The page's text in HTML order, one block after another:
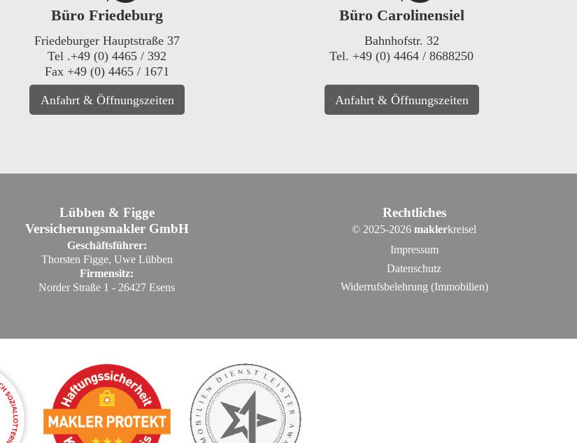
Büro Friedeburg
Friedeburger Hauptstraße 37
Tel .+49 (0) 4465 / 392
Fax +49 (0) 4465 / 1671
Anfahrt & Öffnungszeiten
Büro Carolinensiel
Bahnhofstr. 32
Tel. +49 (0) 4464 / 8688250
Anfahrt & Öffnungszeiten
Lübben & Figge
Versicherungsmakler GmbH
Geschäftsführer:
Thorsten Figge, Uwe Lübben
Firmensitz:
Norder Straße 1 - 26427 Esens
Rechtliches
© 2025-2026maklerkreisel
Impressum
Datenschutz
Widerrufsbelehrung (Immobilien)